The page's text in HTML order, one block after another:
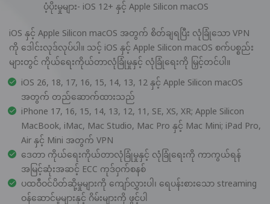
ပံ့ပိုးမှုများ- iOS 12+ နှင့် Apple Silicon macOS
iOS နှင့် Apple Silicon macOS အတွက် စိတ်ချရပြီး လုံခြုံသော VPN
ကို ဒေါင်းလုဒ်လုပ်ပါ။ သင့် iOS နှင့် Apple Silicon macOS စက်ပစ္စည်း
များတွင် ကိုယ်ရေးကိုယ်တာလုံခြုံမှုနှင့် လုံခြုံရေးကို မြှင့်တင်ပါ။
iOS 26, 18, 17, 16, 15, 14, 13, 12 နှင့် Apple Silicon macOS
အတွက် တည်ဆောက်ထားသည်
iPhone 17, 16, 15, 14, 13, 12, 11, SE, XS, XR; Apple Silicon
MacBook, iMac, Mac Studio, Mac Pro နှင့် Mac Mini; iPad Pro,
Air နှင့် Mini အတွက် VPN
ဒေတာ ကိုယ်ရေးကိုယ်တာလုံခြုံမှုနှင့် လုံခြုံရေးကို ကာကွယ်ရန်
အမြင့်ဆုံးအဆင့် ECC ကုဒ်ဝှက်စနစ်
ပထဝီဝင်ပိတ်ဆို့မှုများကို ကျော်လွှားပါ၊ ရေပန်းစားသော streaming
ဝန်ဆောင်မှုများနှင့် ဂိမ်းများကို ဖွင့်ပါ